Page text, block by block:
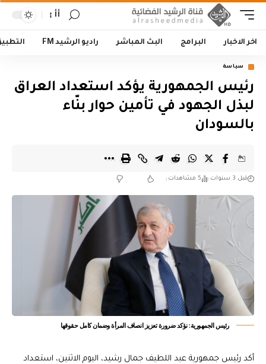
أأ
اخر الاخبار البرامج البث المباشر راديو الرشيد FM
سياسة
‏رئيس الجمهورية يؤكد استعداد العراق
لبذل الجهود في تأمين حوار بنّاء
بالسودان
قبل 3 سنوات 5 مشاهدات
‏رئيس الجمهورية: نؤكد ضرورة تعزيز انصاف المرأة وضمان كامل حقوقها‬
أكد رئيس جمهورية عبد اللطيف جمال رشيد، اليوم الاثنين، استعداد